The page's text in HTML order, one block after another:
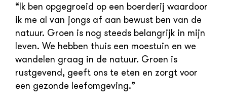
“Ik ben opgegroeid op een boerderij waardoor
ik me al van jongs af aan bewust ben van de
natuur. Groen is nog steeds belangrijk in mijn
leven. We hebben thuis een moestuin en we
wandelen graag in de natuur. Groen is
rustgevend, geeft ons te eten en zorgt voor
een gezonde leefomgeving.”